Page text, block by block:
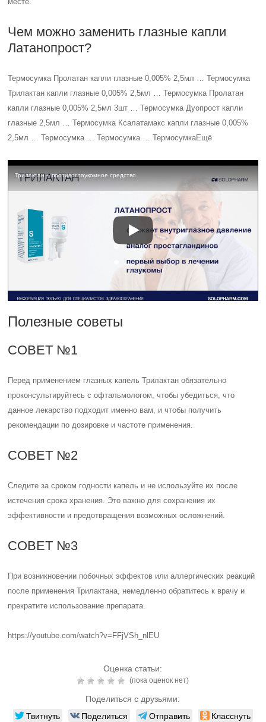
Чем можно заменить глазные капли
Латанопрост?
Термосумка Пролатан капли глазные 0,005% 2,5мл … Термосумка
Трилактан капли глазные 0,005% 2,5мл … Термосумка Пролатан
капли глазные 0,005% 2,5мл 3шт … Термосумка Дуопрост капли
глазные 2,5мл … Термосумка Ксалатамакс капли глазные 0,005%
2,5мл … Термосумка … Термосумка … ТермосумкаЕщё
Трилактан – противоглаукомное средство
Полезные советы
СОВЕТ №1
Перед применением глазных капель Трилактан обязательно
проконсультируйтесь с офтальмологом, чтобы убедиться, что
данное лекарство подходит именно вам, и чтобы получить
рекомендации по дозировке и частоте применения.
СОВЕТ №2
Следите за сроком годности капель и не используйте их после
истечения срока хранения. Это важно для сохранения их
эффективности и предотвращения возможных осложнений.
СОВЕТ №3
При возникновении побочных эффектов или аллергических реакций
после применения Трилактана, немедленно обратитесь к врачу и
прекратите использование препарата.
https://youtube.com/watch?v=FFjVSh_nlEU
Оценка статьи:
(пока оценок нет)
Поделиться с друзьями:
Твитнуть Поделиться Отправить Класснуть